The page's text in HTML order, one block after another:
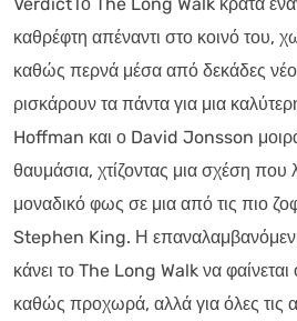
καθρέφτη απέναντι στο κοινό του,
καθώς περνά μέσα από δεκάδες
ρισκάρουν τα πάντα για μια
Hoffman και ο David Jonsson
θαυμάσια, χτίζοντας μια σχέση που
μοναδικό φως σε μια από τις πιο
Stephen King. Η
κάνει το The Long Walk να
καθώς προχωρά, αλλά για όλες τις